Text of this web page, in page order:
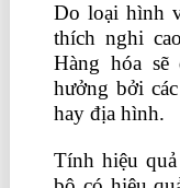
Do loại hình
thích nghi
Hàng hóa
hưởng bởi
hay địa hình.
Tính hiệu